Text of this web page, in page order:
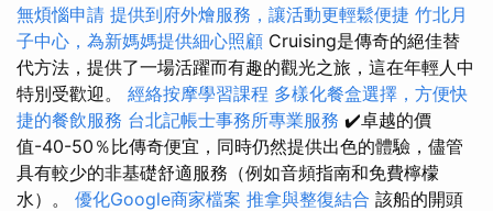
無煩惱申請 提供到府外燴服務，讓活動更輕鬆便捷 竹北月
子中心，為新媽媽提供細心照顧 Cruising是傳奇的絕佳替
代方法，提供了一場活躍而有趣的觀光之旅，這在年輕人中
特別受歡迎。 經絡按摩學習課程 多樣化餐盒選擇，方便快
捷的餐飲服務 台北記帳士事務所專業服務 ✔️卓越的價
值-40-50％比傳奇便宜，同時仍然提供出色的體驗，儘管
具有較少的非基礎舒適服務（例如音頻指南和免費檸檬
水）。 優化Google商家檔案 推拿與整復結合 該船的開頭